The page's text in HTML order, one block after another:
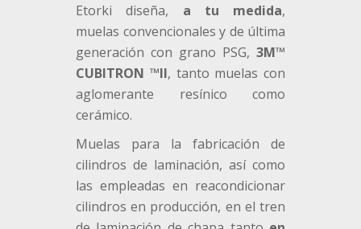
Etorki diseña, a tu medida,
muelas convencionales y de última
generación con grano PSG, 3M™
CUBITRON ™II, tanto muelas con
aglomerante resínico como
cerámico.
Muelas para la fabricación de
cilindros de laminación, así como
las empleadas en reacondicionar
cilindros en producción, en el tren